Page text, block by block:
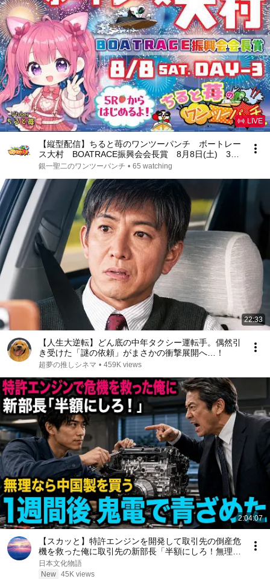
LIVE
【縦型配信】ちると苺のワンツーパンチ ボートレー
ス大村 BOATRACE振興会会長賞 8月8日(土) 3日
目【ボートレースライブ】
銀一聖二のワンツーパンチ • 65 watching
22:33
【人生大逆転】どん底の中年タクシー運転手。偶然引
き受けた「謎の依頼」がまさかの衝撃展開へ…！
超夢の推しシネマ • 459K views
2:04:07
【スカッと】特許エンジンを開発して取引先の倒産危
機を救った俺に取引先の新部長「半額にしろ！無理な
ら中国製を買う」1週間後、部長から鬼電→俺「お宅
の競合と5倍で独占契約済みです」
日本文化物語
New 45K views